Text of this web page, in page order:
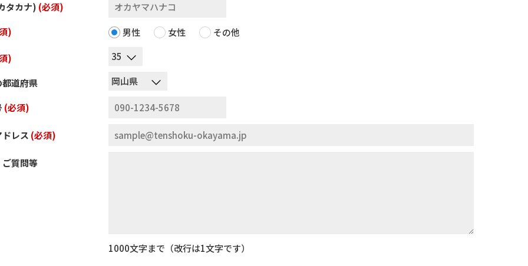
タカナ) (必須)
)
男性 女性 その他
)
道府県
(必須)
レス (必須)
質問等
1000文字まで（改行は1文字です）